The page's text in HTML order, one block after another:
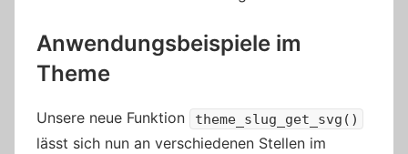
Anwendungsbeispiele im
Theme
Unsere neue Funktion theme_slug_get_svg()
lässt sich nun an verschiedenen Stellen im